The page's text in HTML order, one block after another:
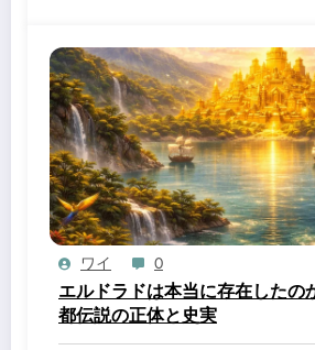
ワイ 0
エルドラドは本当に存在したの
都伝説の正体と史実